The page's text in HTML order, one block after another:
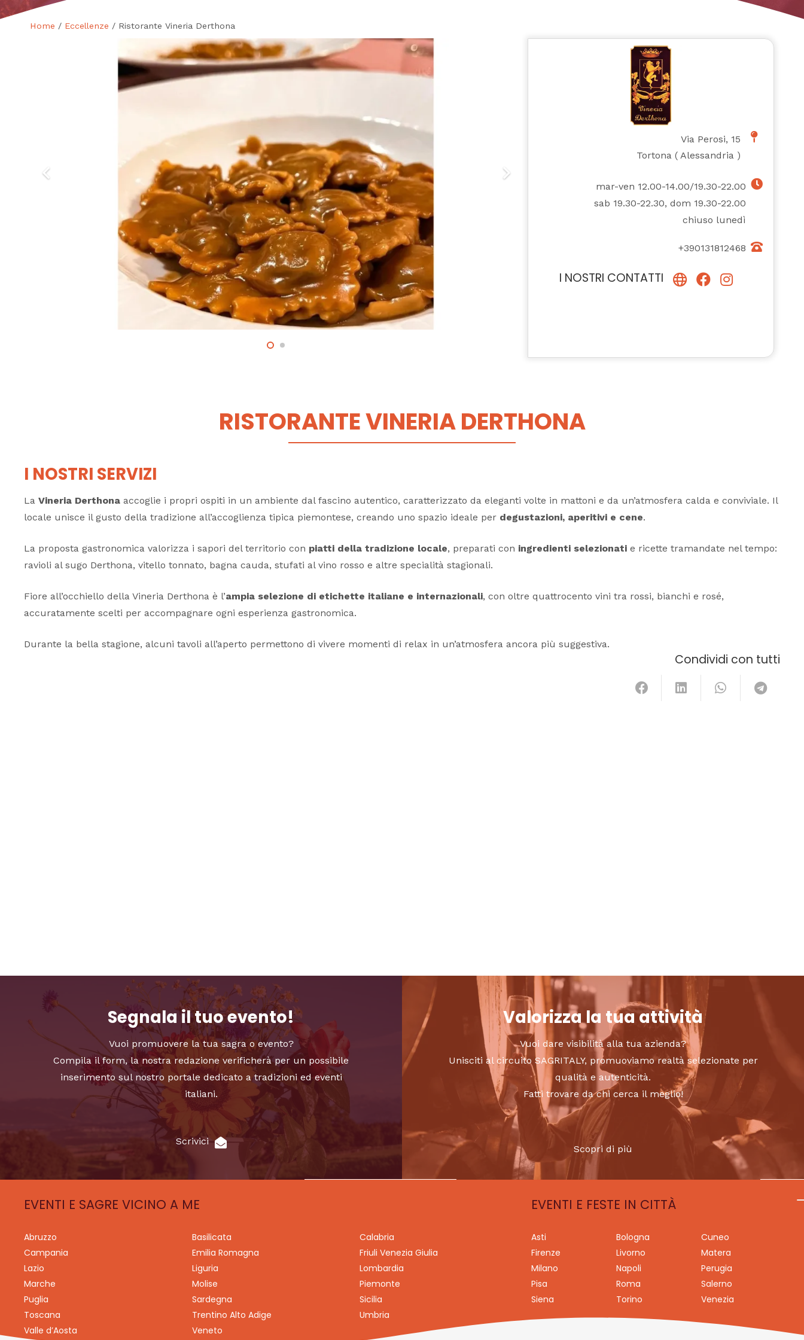
Home / Eccellenze / Ristorante Vineria Derthona
Via Perosi, 15
Tortona (Alessandria )
mar-ven 12.00-14.00/19.30-22.00
sab 19.30-22.30, dom 19.30-22.00
chiuso lunedì
+390131812468
I NOSTRI CONTATTI
RISTORANTE VINERIA DERTHONA
I NOSTRI SERVIZI
La Vineria Derthona accoglie i propri ospiti in un ambiente dal fascino autentico, caratterizzato da eleganti volte in mattoni e da un’atmosfera calda e conviviale. Il
locale unisce il gusto della tradizione all’accoglienza tipica piemontese, creando uno spazio ideale per degustazioni, aperitivi e cene.
La proposta gastronomica valorizza i sapori del territorio con piatti della tradizione locale, preparati con ingredienti selezionati e ricette tramandate nel tempo:
ravioli al sugo Derthona, vitello tonnato, bagna cauda, stufati al vino rosso e altre specialità stagionali.
Fiore all’occhiello della Vineria Derthona è l’ampia selezione di etichette italiane e internazionali, con oltre quattrocento vini tra rossi, bianchi e rosé,
accuratamente scelti per accompagnare ogni esperienza gastronomica.
Durante la bella stagione, alcuni tavoli all’aperto permettono di vivere momenti di relax in un’atmosfera ancora più suggestiva.
Condividi con tutti
Segnala il tuo evento!
Vuoi promuovere la tua sagra o evento?
Compila il form, la nostra redazione verificherà per un possibile
inserimento sul nostro portale dedicato a tradizioni ed eventi
italiani.
Scrivici
Valorizza la tua attività
Vuoi dare visibilità alla tua azienda?
Unisciti al circuito SAGRITALY, promuoviamo realtà selezionate per
qualità e autenticità.
Fatti trovare da chi cerca il meglio!
Scopri di più
EVENTI E SAGRE VICINO A ME
Abruzzo Basilicata
Calabria
Campania
Emilia Romagna
Friuli Venezia Giulia
Lazio
Liguria
Lombardia
Marche
Molise
Piemonte
Puglia
Sardegna
Sicilia
Toscana
Trentino Alto Adige
Umbria
Valle d’Aosta
Veneto
EVENTI E FESTE IN CITTÀ
Asti Bologna
Cuneo
Firenze
Livorno
Matera
Milano
Napoli
Perugia
Pisa
Roma
Salerno
Siena
Torino Venezia